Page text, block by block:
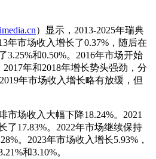
）显示，2013-2025年瑞典
年市场收入增长了0.37%，随后在
3.25%和0.50%。2016年市场开始
年和2018年增长势头强劲，分
年市场收入增长略有放缓，但
场收入大幅下降18.24%。2021
了17.83%。2022年市场继续保持
。2023年市场收入增长5.93%，
和3.10%。